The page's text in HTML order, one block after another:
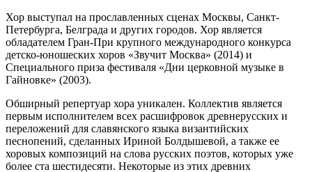
Хор выступал на прославленных сценах Москвы, Санкт-
Петербурга, Белграда и других городов. Хор является
обладателем Гран-При крупного международного конкурса
детско-юношеских хоров «Звучит Москва» (2014) и
Специального приза фестиваля «Дни церковной музыке в
Гайновке» (2003).
Обширный репертуар хора уникален. Коллектив является
первым исполнителем всех расшифровок древнерусских и
переложений для славянского языка византийских
песнопений, сделанных Ириной Болдышевой, а также ее
хоровых композиций на слова русских поэтов, которых уже
более ста шестидесяти. Некоторые из этих древних